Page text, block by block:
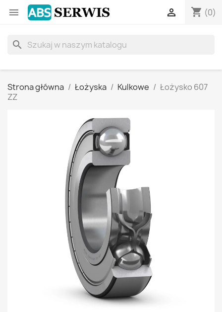
 shopping_cart (0)

search
Strona główna Łożyska Kulkowe
Łożysko 607
ZZ